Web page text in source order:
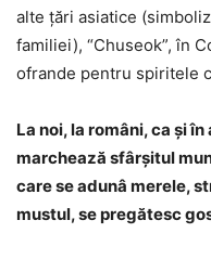
alte ţări asiatice
familiei), “Chuseok”, în
ofrande pentru spiritele
La noi, la români, ca şi
marchează sfârşitul
care se adunâ merele,
mustul, se pregătesc